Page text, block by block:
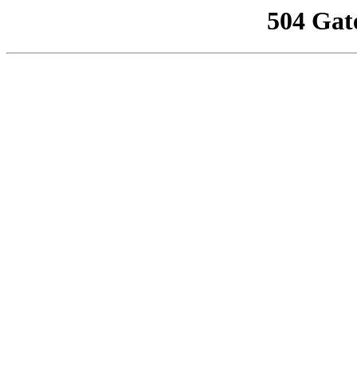
504